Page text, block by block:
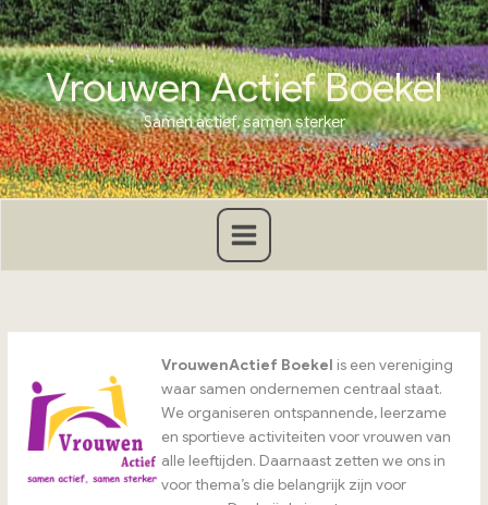
Ga
naar
de
inhoudVrouwen Actief Boekel
Samen actief, samen sterker
VrouwenActief Boekel is een vereniging
waar samen ondernemen centraal staat.
We organiseren ontspannende, leerzame
en sportieve activiteiten voor vrouwen van
alle leeftijden. Daarnaast zetten we ons in
voor thema’s die belangrijk zijn voor